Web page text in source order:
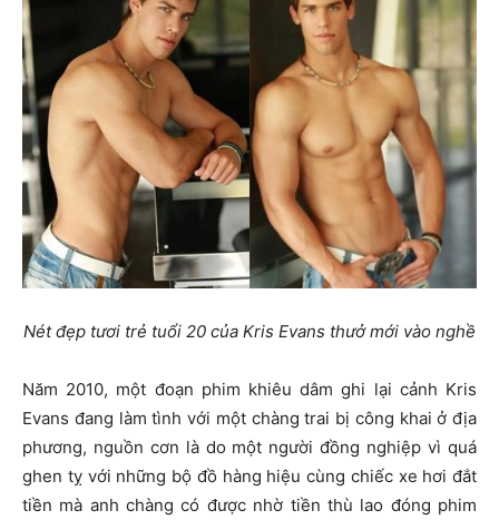
Nét đẹp tươi trẻ tuổi 20 của Kris Evans thưở mới vào nghề
Năm 2010, một đoạn phim khiêu dâm ghi lại cảnh Kris
Evans đang làm tình với một chàng trai bị công khai ở địa
phương, nguồn cơn là do một người đồng nghiệp vì quá
ghen tỵ với những bộ đồ hàng hiệu cùng chiếc xe hơi đắt
tiền mà anh chàng có được nhờ tiền thù lao đóng phim